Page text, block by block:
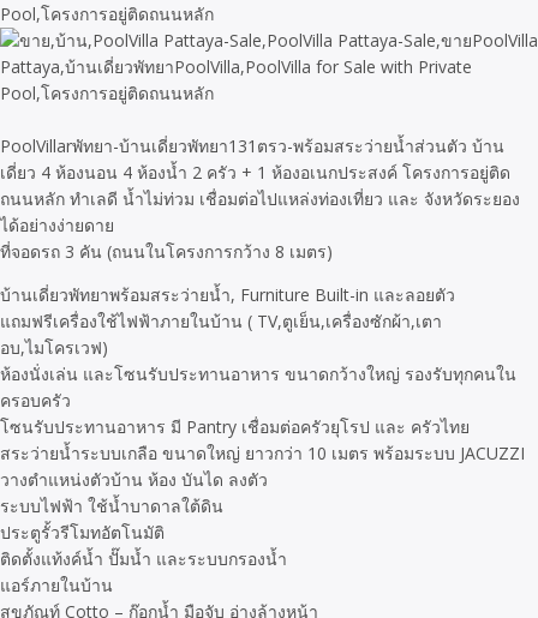
PoolVillarพัทยา-บ้านเดี่ยวพัทยา131ตรว-พร้อมสระว่ายน้ำส่วนตัว บ้าน
เดี่ยว 4 ห้องนอน 4 ห้องน้ำ 2 ครัว + 1 ห้องอเนกประสงค์ โครงการอยู่ติด
ถนนหลัก ทำเลดี น้ำไม่ท่วม เชื่อมต่อไปแหล่งท่องเที่ยว และ จังหวัดระยอง
ได้อย่างง่ายดาย
ที่จอดรถ 3 คัน (ถนนในโครงการกว้าง 8 เมตร)
บ้านเดี่ยวพัทยาพร้อมสระว่ายน้ำ, Furniture Built-in และลอยตัว
แถมฟรีเครื่องใช้ไฟฟ้าภายในบ้าน ( TV,ตูเย็น,เครื่องซักผ้า,เตา
อบ,ไมโครเวฟ)
ห้องนั่งเล่น และโซนรับประทานอาหาร ขนาดกว้างใหญ่ รองรับทุกคนใน
ครอบครัว
โซนรับประทานอาหาร มี Pantry เชื่อมต่อครัวยุโรป และ ครัวไทย
สระว่ายน้ำระบบเกลือ ขนาดใหญ่ ยาวกว่า 10 เมตร พร้อมระบบ JACUZZI
วางตำแหน่งตัวบ้าน ห้อง บันได ลงตัว
ระบบไฟฟ้า ใช้น้ำบาดาลใต้ดิน
ประตูรั้วรีโมทอัตโนมัติ
ติดตั้งแท้งค์น้ำ ปั๊มน้ำ และระบบกรองน้ำ
แอร์ภายในบ้าน
สุขภัณท์ Cotto – ก๊อกน้ำ มือจับ อ่างล้างหน้า